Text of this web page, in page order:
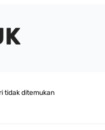
tidak ditemukan